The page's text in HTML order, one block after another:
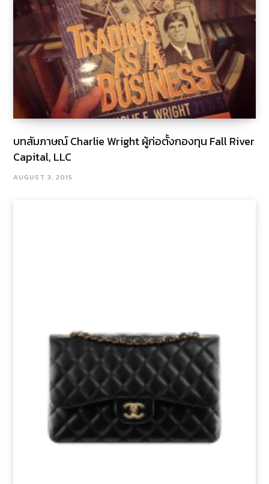
บทสัมภาษณ์ Charlie Wright ผู้ก่อตั้งกองทุน Fall River
Capital, LLC
AUGUST 3, 2015